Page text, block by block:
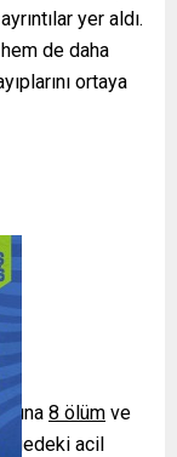
yer aldı.
de daha
ortaya
8 ölüm ve
acil